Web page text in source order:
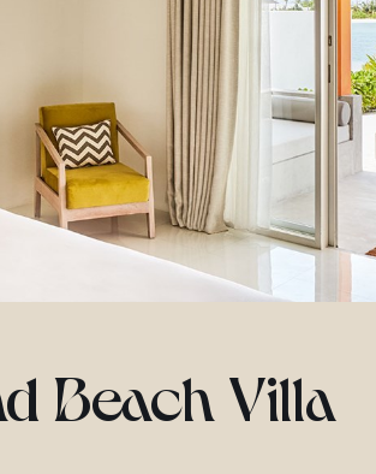
Beach Villa